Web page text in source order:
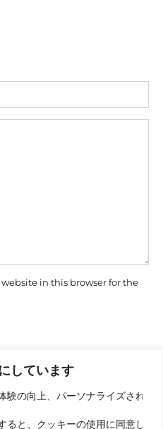
しています
の向上、パーソナライズされた
ると、クッキーの使用に同意した
in this browser for the